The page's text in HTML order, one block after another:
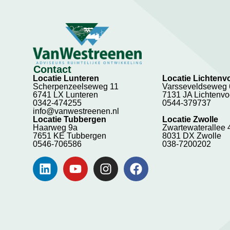
Contact
Locatie Lunteren
Scherpenzeelseweg 11
6741 LX Lunteren
0342-474255
info@vanwestreenen.nl
Locatie
Varsseveldseweg
7131 JA
0544-379737
Locatie Tubbergen
Haarweg 9a
7651 KE Tubbergen
0546-706586
Locatie Zwolle
Zwartewaterallee
8031 DX Zwolle
038-7200202